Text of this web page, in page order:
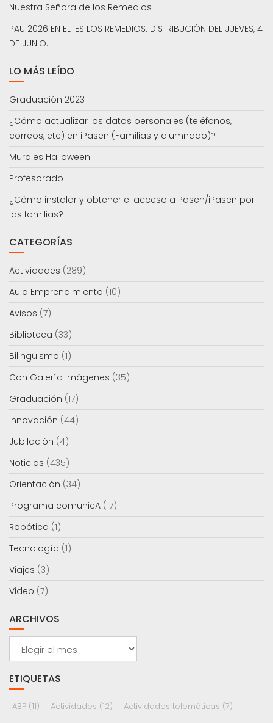
Nuestra Señora de los Remedios
PAU 2026 EN EL IES LOS REMEDIOS. DISTRIBUCIÓN DEL JUEVES, 4
DE JUNIO.
LO MÁS LEÍDO
Graduación 2023
¿Cómo actualizar los datos personales (teléfonos,
correos, etc) en iPasen (Familias y alumnado)?
Murales Halloween
Profesorado
¿Cómo instalar y obtener el acceso a Pasen/iPasen por
las familias?
CATEGORÍAS
Actividades (289)
Aula Emprendimiento (10)
Avisos (7)
Biblioteca (33)
Bilingüismo (1)
Con Galería Imágenes (35)
Graduación (17)
Innovación (44)
Jubilación (4)
Noticias (435)
Orientación (34)
Programa comunicA (17)
Robótica (1)
Tecnología (1)
Viajes (3)
Video (7)
ARCHIVOS
Archivos
ETIQUETAS
ABP (11) Actividades (12) Actividades telemáticas (7)